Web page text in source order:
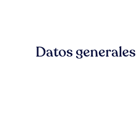
Datos generales